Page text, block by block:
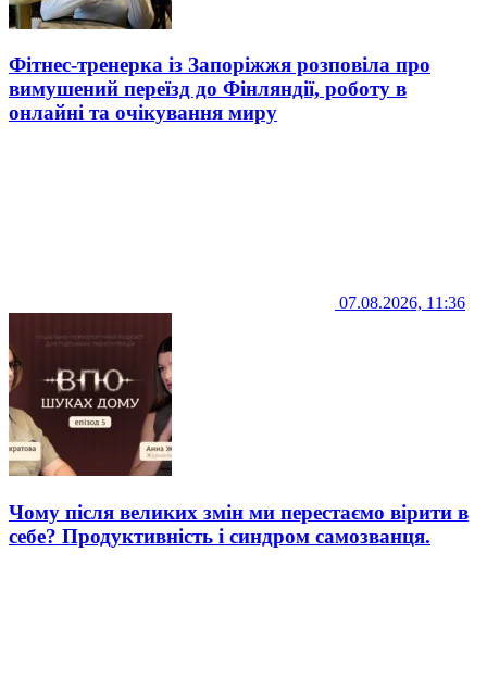
Фітнес-тренерка із Запоріжжя розповіла про
вимушений переїзд до Фінляндії, роботу в
онлайні та очікування миру
07.08.2026, 11:36
Чому після великих змін ми перестаємо вірити в
себе? Продуктивність і синдром самозванця.